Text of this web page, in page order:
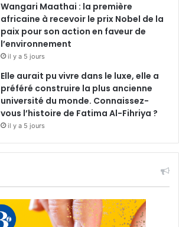
Wangari Maathai : la première
africaine à recevoir le prix Nobel de la
paix pour son action en faveur de
l’environnement
il y a 5 jours
Elle aurait pu vivre dans le luxe, elle a
préféré construire la plus ancienne
université du monde. Connaissez-
vous l’histoire de Fatima Al-Fihriya ?
il y a 5 jours